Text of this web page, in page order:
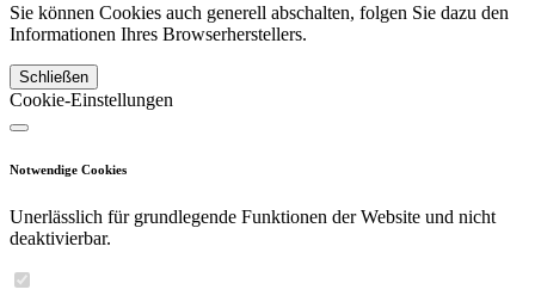
Sie können Cookies auch generell abschalten, folgen Sie dazu den
Informationen Ihres Browserherstellers.
Schließen
Cookie-Einstellungen
Notwendige Cookies
Unerlässlich für grundlegende Funktionen der Website und nicht
deaktivierbar.